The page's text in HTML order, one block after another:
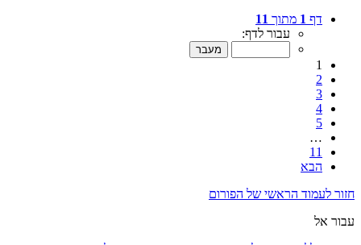
דף 1 מתוך 11
עבור לדף:
1
2
3
4
5
…
11
הבא
חזור לעמוד הראשי של הפורום
עבור אל